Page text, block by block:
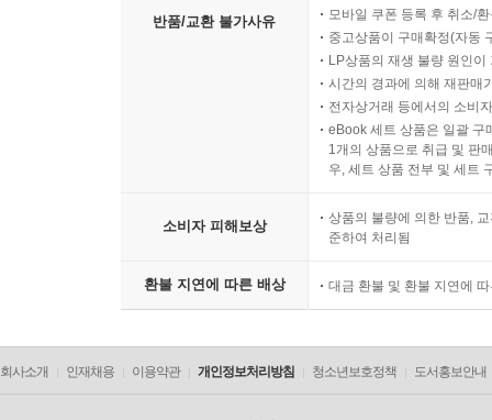
반품/교환 불가사유
모바일 쿠폰 등록 후 취소/
중고상품이 구매확정(자동
LP상품의 재생 불량 원인
시간의 경과에 의해 재판매
전자상거래 등에서의 소비
eBook 세트 상품은 일괄 구
1개의 상품으로 취급 및 판
우, 세트 상품 전부 및 세트
소비자 피해보상
상품의 불량에 의한 반품,
준하여 처리됨
환불 지연에 따른 배상 대금 환불 및 환불 지연에
회사소개 인재채용 이용약관 개인정보처리방침 청소년보호정책 도서홍보안내